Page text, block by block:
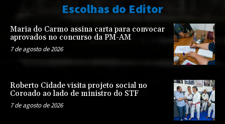
Escolhas do Editor
Maria do Carmo assina carta para convocar
aprovados no concurso da PM-AM
7 de agosto de 2026
Roberto Cidade visita projeto social no
Coroado ao lado de ministro do STF
7 de agosto de 2026